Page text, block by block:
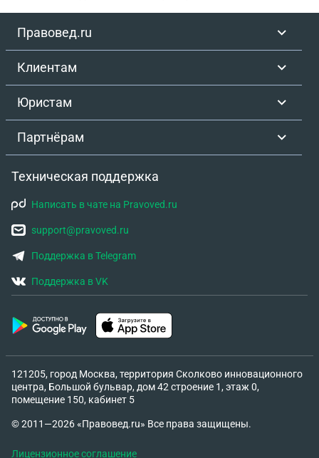
Правовед.ru
Клиентам
Юристам
Партнёрам
Техническая поддержка
Написать в чате на Pravoved.ru
support@pravoved.ru
Поддержка в Telegram
Поддержка в VK
121205, город Москва, территория Сколково инновационного
центра, Большой бульвар, дом 42 строение 1, этаж 0,
помещение 150, кабинет 5
© 2011—2026 «Правовед.ru» Все права защищены.
Лицензионное соглашение